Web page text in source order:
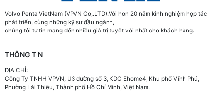
Volvo Penta VietNam (VPVN Co,.LTD).Với hơn 20 năm kinh nghiệm hợp tác
phát triển, cùng những kỹ sư đầu ngành,
chúng tôi tự tin mang đến nhiều giá trị tuyệt vời nhất cho khách hàng.
THÔNG TIN
ĐỊA CHỈ:
Công Ty TNHH VPVN, U3 đường số 3, KDC Ehome4, Khu phố Vĩnh Phú,
Phường Lái Thiêu, Thành phố Hồ Chí Minh, Việt Nam.